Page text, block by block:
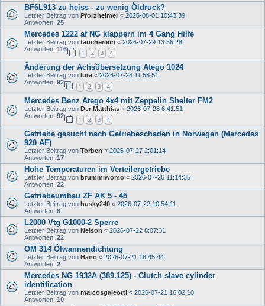
BF6L913 zu heiss - zu wenig Öldruck?
Letzter Beitrag von Pforzheimer « 2026-08-01 10:43:39
Antworten: 25
Mercedes 1222 af NG klappern im 4 Gang Hilfe
Letzter Beitrag von taucherlein « 2026-07-29 13:56:28
Antworten: 116
1 2 3 4
Änderung der Achsübersetzung Atego 1024
Letzter Beitrag von lura « 2026-07-28 11:58:51
Antworten: 92
1 2 3 4
Mercedes Benz Atego 4x4 mit Zeppelin Shelter FM2
Letzter Beitrag von Der Matthias « 2026-07-28 6:41:51
Antworten: 92
1 2 3 4
Getriebe gesucht nach Getriebeschaden in Norwegen (Mercedes
920 AF)
Letzter Beitrag von Torben « 2026-07-27 2:01:14
Antworten: 17
Hohe Temperaturen im Verteilergetriebe
Letzter Beitrag von brummiwomo « 2026-07-26 11:14:35
Antworten: 22
Getriebeumbau ZF AK 5 - 45
Letzter Beitrag von husky240 « 2026-07-22 10:54:11
Antworten: 8
L2000 Vtg G1000-2 Sperre
Letzter Beitrag von Nelson « 2026-07-22 8:07:31
Antworten: 22
OM 314 Ölwannendichtung
Letzter Beitrag von Hano « 2026-07-21 18:45:44
Antworten: 2
Mercedes NG 1932A (389.125) - Clutch slave cylinder
identification
Letzter Beitrag von marcosgaleotti « 2026-07-21 16:02:10
Antworten: 10